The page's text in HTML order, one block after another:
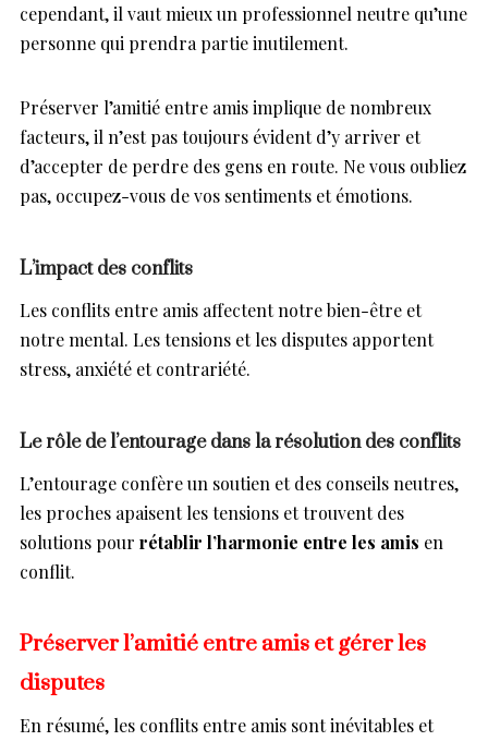
cependant, il vaut mieux un professionnel neutre qu’une
personne qui prendra partie inutilement.
Préserver l’amitié entre amis implique de nombreux
facteurs, il n’est pas toujours évident d’y arriver et
d’accepter de perdre des gens en route. Ne vous oubliez
pas, occupez-vous de vos sentiments et émotions.
L’impact des conflits
Les conflits entre amis affectent notre bien-être et
notre mental. Les tensions et les disputes apportent
stress, anxiété et contrariété.
Le rôle de l’entourage dans la résolution des conflits
L’entourage confère un soutien et des conseils neutres,
les proches apaisent les tensions et trouvent des
solutions pour rétablir l’harmonie entre les amis en
conflit.
Préserver l’amitié entre amis et gérer les
disputes
En résumé, les conflits entre amis sont inévitables et